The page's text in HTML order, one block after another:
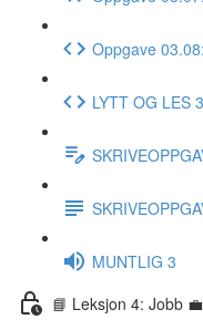
Oppgave
LYTT OG LES 3
MUNTLIG 3
📘 Leksjon 4: Jobb